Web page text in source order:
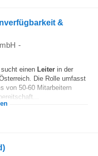
&
-
einen Leiter in der
Die Rolle umfasst
von 50-60 Mitarbeitern